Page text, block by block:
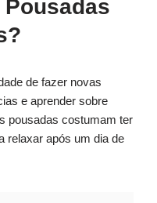
de fazer novas
e aprender sobre
pousadas costumam ter
relaxar após um dia de